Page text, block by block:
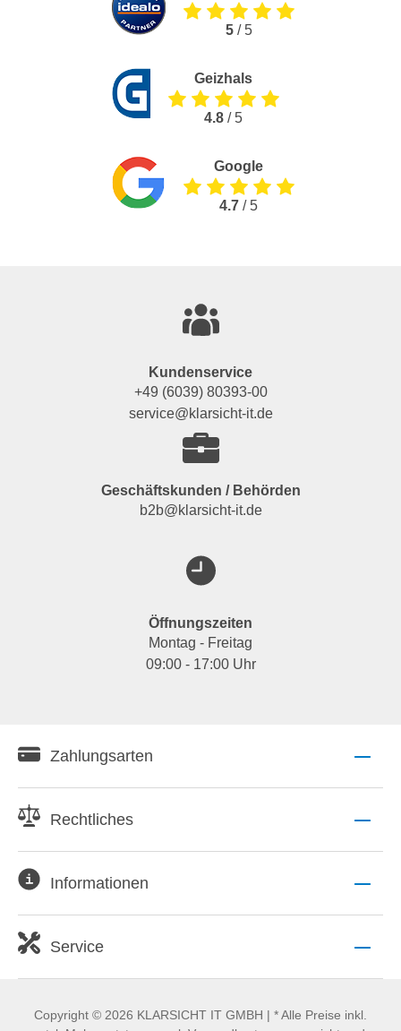
5/ 5
Geizhals
4.8 / 5
Google
4.7 / 5
Kundenservice
+49 (6039) 80393-00
service@klarsicht-it.de
Geschäftskunden / Behörden
b2b@klarsicht-it.de
Öffnungszeiten
Montag - Freitag
09:00 - 17:00 Uhr
Zahlungsarten
Rechtliches
Informationen
Service
Copyright © 2026 KLARSICHT IT GMBH | * Alle Preise inkl.